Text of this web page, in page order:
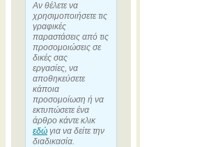
Αν θέλετε να
χρησιμοποιήσετε τις
γραφικές
παραστάσεις από τις
προσομοιώσεις σε
δικές σας
εργασίες, να
αποθηκεύσετε
κάποια
προσομοίωση ή να
εκτυπώσετε ένα
άρθρο κάντε κλικ
εδώ για να δείτε την
διαδικασία.